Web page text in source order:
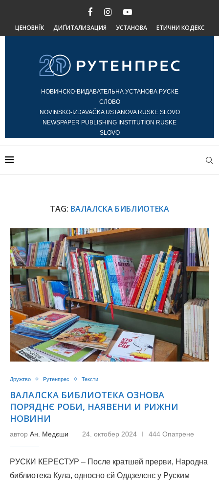
ЦЕНОВНЇК ДИҐИТАЛИЗАЦИЯ УСТАНОВА ЕТИЧНИ КОДЕКС
НОВИНСКО-ВИДАВАТЕЛЬНА УСТАНОВА РУСКЕ
СЛОВО
NOVINSKO-IZDAVAČKA USTANOVA RUSKE SLOVO
NEWSPAPER PUBLISHING INSTITUTION RUSKE
SLOVO
TAG: ВАЛАЛСКА БИБЛИОТЕКА
Дружтво Рутенпрес Тексти
ВАЛАЛСКА БИБЛИОТЕКА ОЗНОВА
ПОРЯДНЄ РОБИ, НАЯВЕНИ И РИЖНИ
НОВИНИ
автор Ан. Медєши 24. октобер 2024 444 Опатрене
РУСКИ КЕРЕСТУР – После кратшей прерви, Народна
библиотека Кула, односно єй Оддзелєнє у Руским